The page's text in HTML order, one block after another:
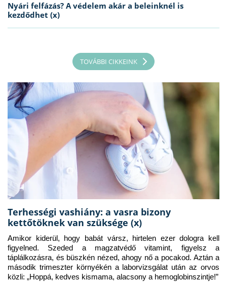
Nyári felfázás? A védelem akár a beleinknél is
kezdődhet (x)
TOVÁBBI CIKKEINK
Terhességi vashiány: a vasra bizony
kettőtöknek van szüksége (x)
Amikor kiderül, hogy babát vársz, hirtelen ezer dologra kell
figyelned. Szeded a magzatvédő vitamint, figyelsz a
táplálkozásra, és büszkén nézed, ahogy nő a pocakod. Aztán a
második trimeszter környékén a laborvizsgálat után az orvos
közli: „Hoppá, kedves kismama, alacsony a hemoglobinszintje!”